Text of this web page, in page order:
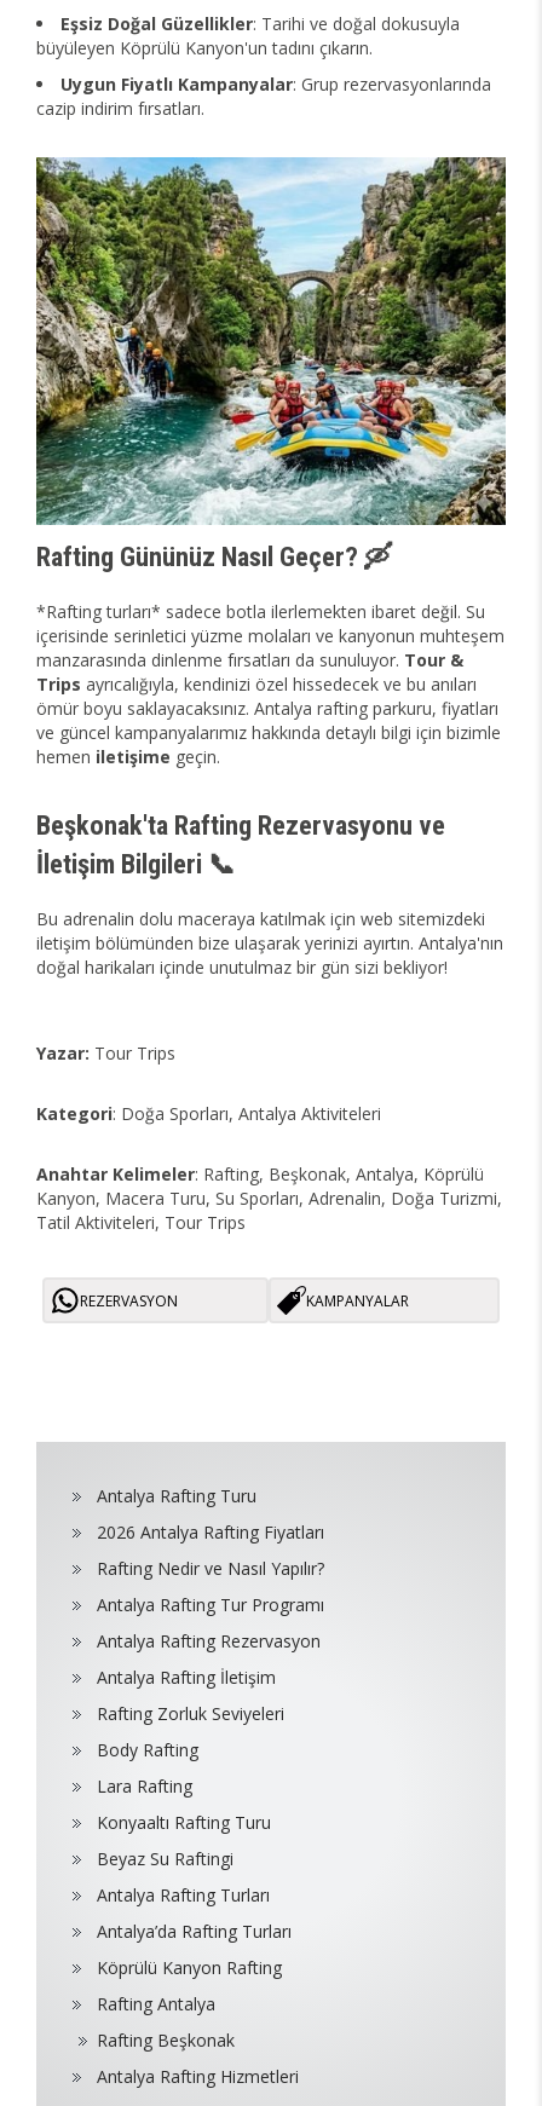
Eşsiz Doğal Güzellikler: Tarihi ve doğal dokusuyla
büyüleyen Köprülü Kanyon'un tadını çıkarın.
Uygun Fiyatlı Kampanyalar: Grup rezervasyonlarında
cazip indirim fırsatları.
Rafting Gününüz Nasıl Geçer? 🛶
*Rafting turları* sadece botla ilerlemekten ibaret değil. Su
içerisinde serinletici yüzme molaları ve kanyonun muhteşem
manzarasında dinlenme fırsatları da sunuluyor. Tour &
Trips ayrıcalığıyla, kendinizi özel hissedecek ve bu anıları
ömür boyu saklayacaksınız. Antalya rafting parkuru, fiyatları
ve güncel kampanyalarımız hakkında detaylı bilgi için bizimle
hemen iletişime geçin.
Beşkonak'ta Rafting Rezervasyonu ve
İletişim Bilgileri 📞
Bu adrenalin dolu maceraya katılmak için web sitemizdeki
iletişim bölümünden bize ulaşarak yerinizi ayırtın. Antalya'nın
doğal harikaları içinde unutulmaz bir gün sizi bekliyor!
Yazar: Tour Trips
Kategori: Doğa Sporları, Antalya Aktiviteleri
Anahtar Kelimeler: Rafting, Beşkonak, Antalya, Köprülü
Kanyon, Macera Turu, Su Sporları, Adrenalin, Doğa Turizmi,
Tatil Aktiviteleri, Tour Trips
REZERVASYON KAMPANYALAR
Antalya Rafting Turu
2026 Antalya Rafting Fiyatları
Rafting Nedir ve Nasıl Yapılır?
Antalya Rafting Tur Programı
Antalya Rafting Rezervasyon
Antalya Rafting İletişim
Rafting Zorluk Seviyeleri
Body Rafting
Lara Rafting
Konyaaltı Rafting Turu
Beyaz Su Raftingi
Antalya Rafting Turları
Antalya’da Rafting Turları
Köprülü Kanyon Rafting
Rafting Antalya
Rafting Beşkonak
Antalya Rafting Hizmetleri